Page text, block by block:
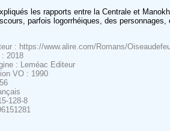
les rapports entre la Centrale et
parfois logorrhéiques, des
: https://www.alire.com/Romans/
2018
: Leméac Editeur
VO : 1990
128-8